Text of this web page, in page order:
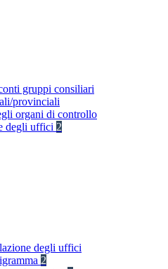
gruppi consiliari
provinciali
organi di controllo
degli uffici 2
degli uffici
2